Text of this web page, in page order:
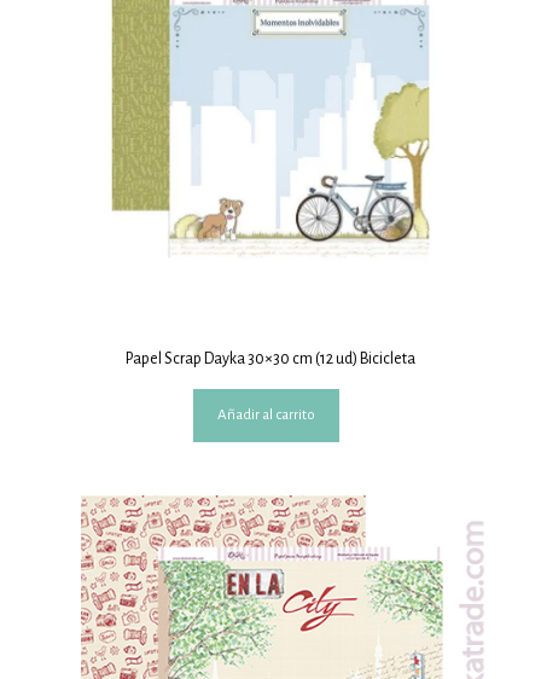
Papel Scrap Dayka 30×30 cm (12 ud) Bicicleta
Añadir al carrito